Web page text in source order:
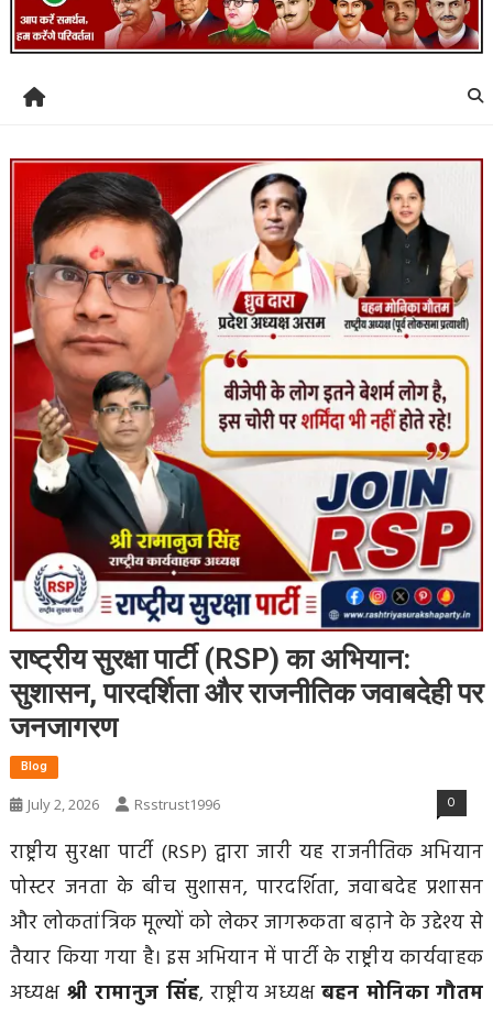
राष्ट्रीय सुरक्षा पार्टी (RSP) का अभियान:
सुशासन, पारदर्शिता और राजनीतिक जवाबदेही पर
जनजागरण
Blog
July 2, 2026
Rsstrust1996 0
राष्ट्रीय सुरक्षा पार्टी (RSP) द्वारा जारी यह राजनीतिक अभियान
पोस्टर जनता के बीच सुशासन, पारदर्शिता, जवाबदेह प्रशासन
और लोकतांत्रिक मूल्यों को लेकर जागरूकता बढ़ाने के उद्देश्य से
तैयार किया गया है। इस अभियान में पार्टी के राष्ट्रीय कार्यवाहक
अध्यक्ष श्री रामानुज सिंह, राष्ट्रीय अध्यक्षबहन मोनिका गौतम